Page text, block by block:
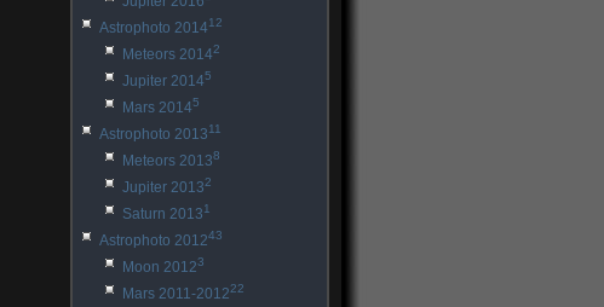
Astrophoto 201412
Meteors 20142
Jupiter 20145
Mars 20145
Astrophoto 201311
Meteors 20138
Jupiter 20132
Saturn 20131
Astrophoto 201243
Moon 20123
Mars 2011-201222